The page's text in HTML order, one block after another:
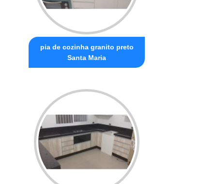
pia de cozinha granito preto
Santa Maria